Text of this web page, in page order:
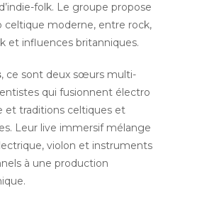
folk. Le groupe propose
celtique moderne, entre rock,
et influences britanniques.
, ce sont deux sœurs multi-
qui fusionnent électro
et traditions celtiques et
Leur live immersif mélange
violon et instruments
à une production